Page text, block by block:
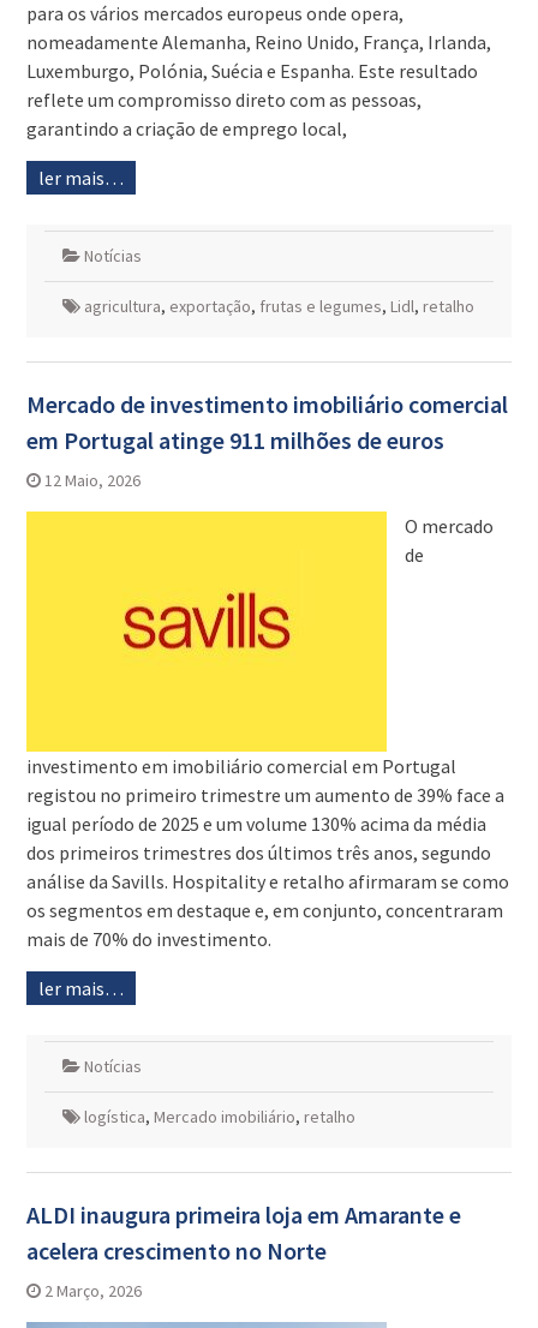
para os vários mercados europeus onde opera,
nomeadamente Alemanha, Reino Unido, França, Irlanda,
Luxemburgo, Polónia, Suécia e Espanha. Este resultado
reflete um compromisso direto com as pessoas,
garantindo a criação de emprego local,
ler mais…
Notícias
agricultura, exportação, frutas e legumes, Lidl, retalho
Mercado de investimento imobiliário comercial
em Portugal atinge 911 milhões de euros
12 Maio, 2026
O mercado
de
investimento em imobiliário comercial em Portugal
registou no primeiro trimestre um aumento de 39% face a
igual período de 2025 e um volume 130% acima da média
dos primeiros trimestres dos últimos três anos, segundo
análise da Savills. Hospitality e retalho afirmaram se como
os segmentos em destaque e, em conjunto, concentraram
mais de 70% do investimento.
ler mais…
Notícias
logística, Mercado imobiliário, retalho
ALDI inaugura primeira loja em Amarante e
acelera crescimento no Norte
2 Março, 2026